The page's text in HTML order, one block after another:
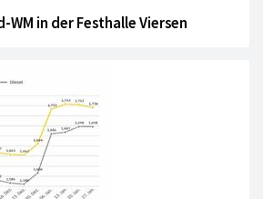
in der Festhalle Viersen